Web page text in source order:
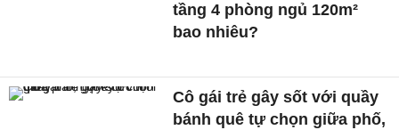
tầng 4 phòng ngủ 120m²
bao nhiêu?
Cô gái trẻ gây sốt với quầy
bánh quê tự chọn giữa phố,